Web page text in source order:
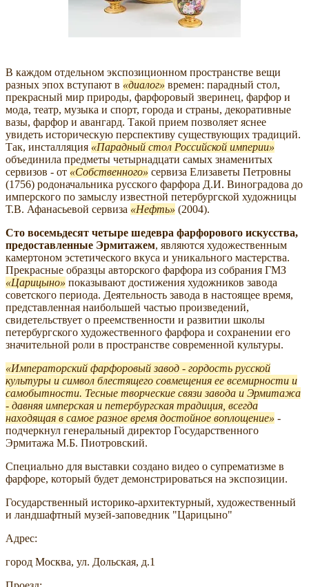
В каждом отдельном экспозиционном пространстве вещи
разных эпох вступают в
диалог
времен: парадный стол,
прекрасный мир природы, фарфоровый зверинец, фарфор и
мода, театр, музыка и спорт, города и страны, декоративные
вазы, фарфор и авангард. Такой прием позволяет яснее
увидеть историческую перспективу существующих традиций.
Так, инсталляция
Парадный стол Российской империи
объединила предметы четырнадцати самых знаменитых
сервизов - от
Собственного
сервиза Елизаветы Петровны
(1756) родоначальника русского фарфора Д.И. Виноградова до
имперского по замыслу известной петербургской художницы
Т.В. Афанасьевой сервиза
Нефть
(2004).
Сто восемьдесят четыре шедевра фарфорового искусства,
предоставленные Эрмитажем, являются художественным
камертоном эстетического вкуса и уникального мастерства.
Прекрасные образцы авторского фарфора из собрания ГМЗ
Царицыно
показывают достижения художников завода
советского периода. Деятельность завода в настоящее время,
представленная наибольшей частью произведений,
свидетельствует о преемственности и развитии школы
петербургского художественного фарфора и сохранении его
значительной роли в пространстве современной культуры.
Императорский фарфоровый завод - гордость русской
культуры и символ блестящего совмещения ее всемирности и
самобытности. Тесные творческие связи завода и Эрмитажа
- давняя имперская и петербургская традиция, всегда
находящая в самое разное время достойное воплощение
-
подчеркнул генеральный директор Государственного
Эрмитажа М.Б. Пиотровский.
Специально для выставки создано видео о супрематизме в
фарфоре, который будет демонстрироваться на экспозиции.
Государственный историко-архитектурный, художественный
и ландшафтный музей-заповедник "Царицыно"
Адрес:
город Москва, ул. Дольская, д.1